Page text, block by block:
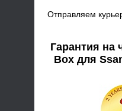
Отправляем
Гарантия на
Box для